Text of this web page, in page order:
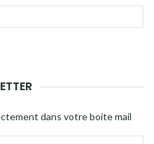
dans votre boite mail